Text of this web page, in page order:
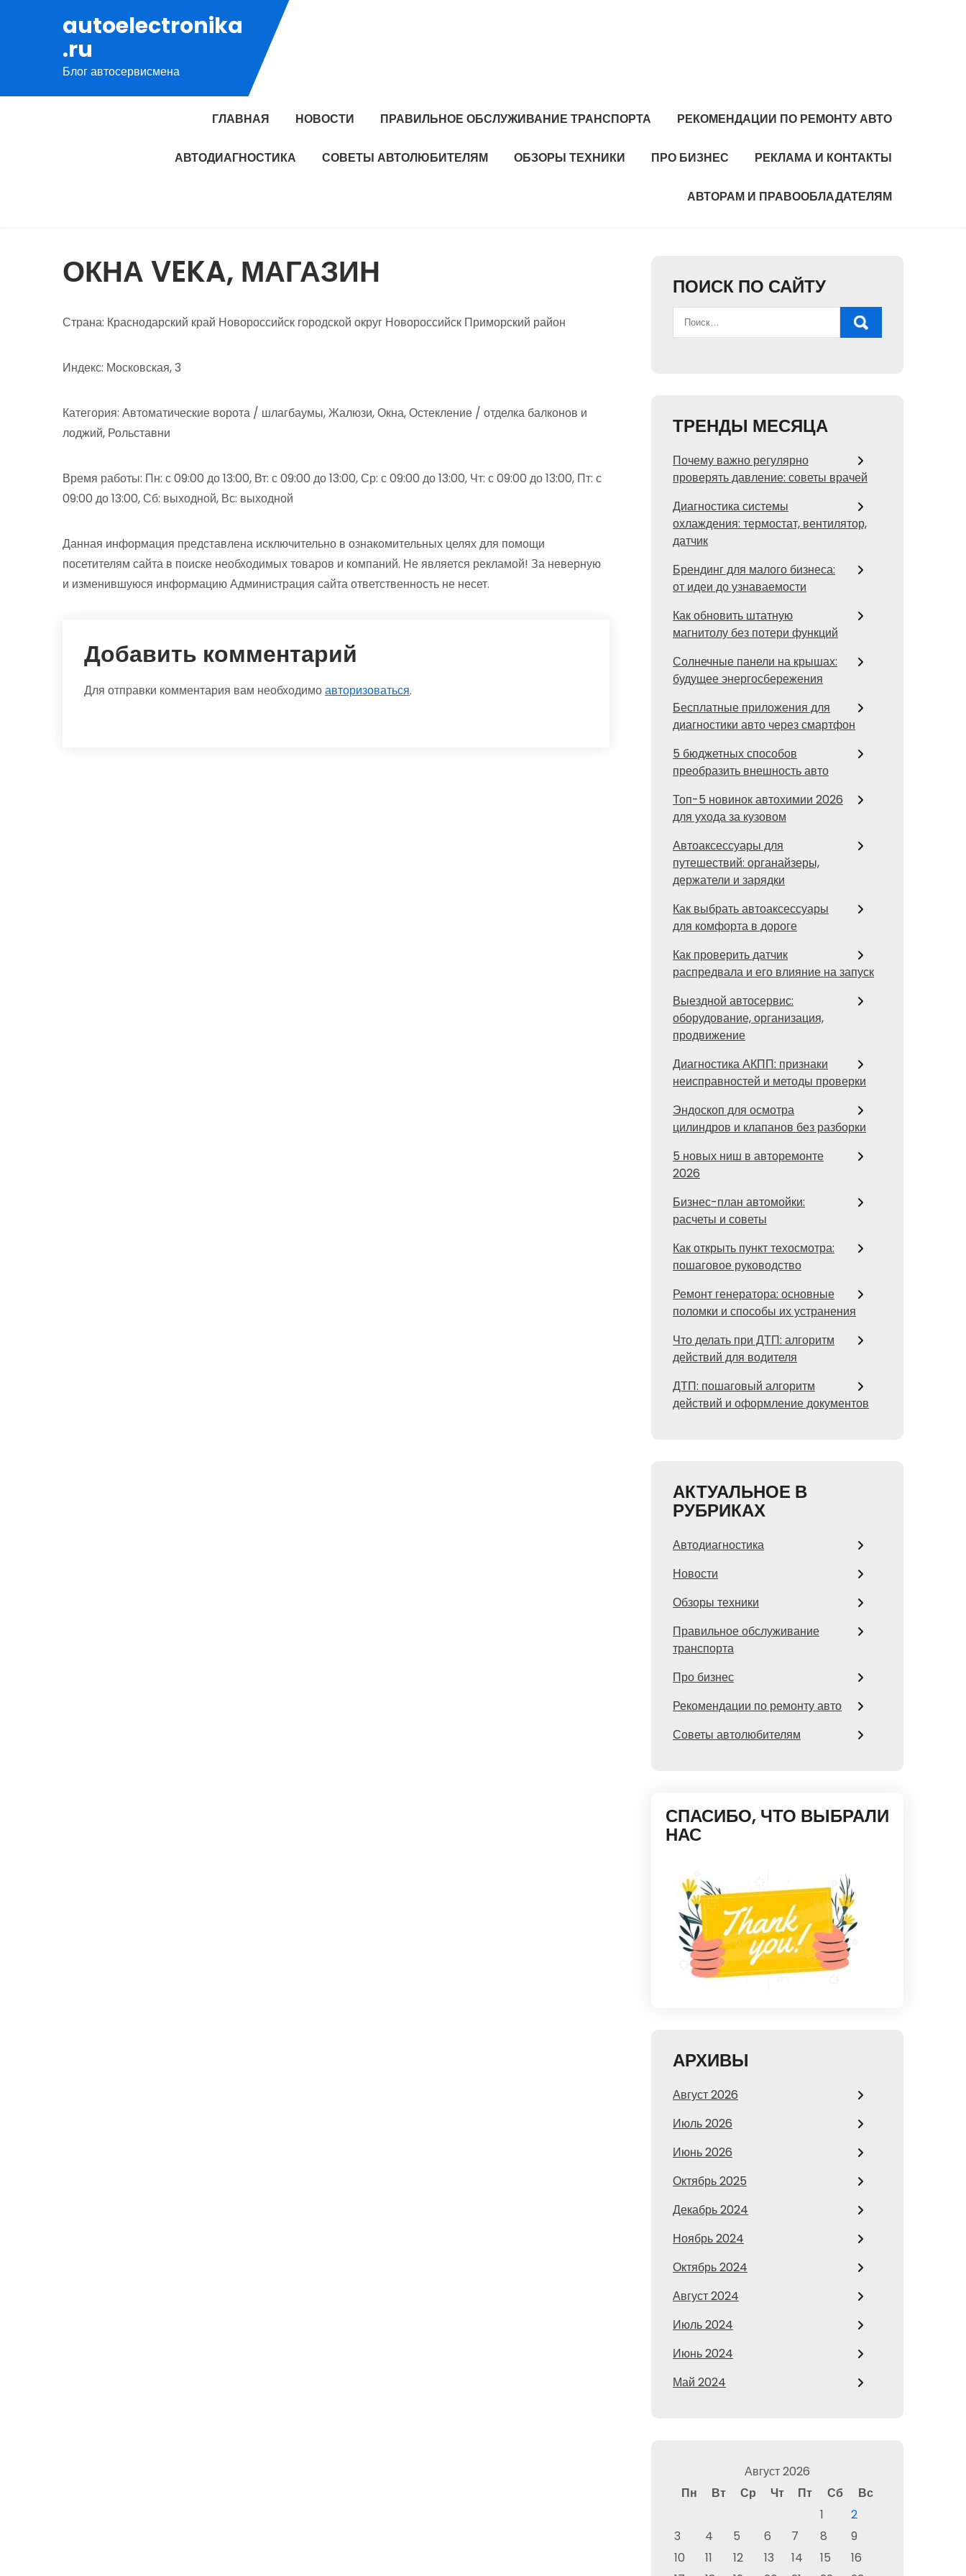
содержимому
autoelectronika
.ru
Блог автосервисмена
ГЛАВНАЯ НОВОСТИ ПРАВИЛЬНОЕ ОБСЛУЖИВАНИЕ ТРАНСПОРТА РЕКОМЕНДАЦИИ ПО РЕМОНТУ АВТО
АВТОДИАГНОСТИКА СОВЕТЫ АВТОЛЮБИТЕЛЯМ ОБЗОРЫ ТЕХНИКИ ПРО БИЗНЕС РЕКЛАМА И КОНТАКТЫ
АВТОРАМ И ПРАВООБЛАДАТЕЛЯМ
ОКНА VEKA, МАГАЗИН
Страна: Краснодарский край Новороссийск городской округ Новороссийск Приморский район
Индекс: Московская, 3
Категория: Автоматические ворота / шлагбаумы, Жалюзи, Окна, Остекление / отделка балконов и
лоджий, Рольставни
Время работы: Пн: с 09:00 до 13:00, Вт: с 09:00 до 13:00, Ср: с 09:00 до 13:00, Чт: с 09:00 до 13:00, Пт: с
09:00 до 13:00, Сб: выходной, Вс: выходной
Данная информация представлена исключительно в ознакомительных целях для помощи
посетителям сайта в поиске необходимых товаров и компаний. Не является рекламой! За неверную
и изменившуюся информацию Администрация сайта ответственность не несет.
Добавить комментарий
Для отправки комментария вам необходимоавторизоваться.
ПОИСК ПО САЙТУ
ТРЕНДЫ МЕСЯЦА
Почему важно регулярно
проверять давление: советы врачей
Диагностика системы
охлаждения: термостат, вентилятор,
датчик
Брендинг для малого бизнеса:
от идеи до узнаваемости
Как обновить штатную
магнитолу без потери функций
Солнечные панели на крышах:
будущее энергосбережения
Бесплатные приложения для
диагностики авто через смартфон
5 бюджетных способов
преобразить внешность авто
Топ-5 новинок автохимии 2026
для ухода за кузовом
Автоаксессуары для
путешествий: органайзеры,
держатели и зарядки
Как выбрать автоаксессуары
для комфорта в дороге
Как проверить датчик
распредвала и его влияние на запуск
Выездной автосервис:
оборудование, организация,
продвижение
Диагностика АКПП: признаки
неисправностей и методы проверки
Эндоскоп для осмотра
цилиндров и клапанов без разборки
5 новых ниш в авторемонте
2026
Бизнес-план автомойки:
расчеты и советы
Как открыть пункт техосмотра:
пошаговое руководство
Ремонт генератора: основные
поломки и способы их устранения
Что делать при ДТП: алгоритм
действий для водителя
ДТП: пошаговый алгоритм
действий и оформление документов
АКТУАЛЬНОЕ В
РУБРИКАХ
Автодиагностика
Новости
Обзоры техники
Правильное обслуживание
транспорта
Про бизнес
Рекомендации по ремонту авто
Советы автолюбителям
СПАСИБО, ЧТО ВЫБРАЛИ
НАС
АРХИВЫ
Август 2026
Июль 2026
Июнь 2026
Октябрь 2025
Декабрь 2024
Ноябрь 2024
Октябрь 2024
Август 2024
Июль 2024
Июнь 2024
Май 2024
Август 2026
Пн
Вт Ср Чт Пт Сб
Вс
1
2
3
4 5 6 7 8
9
10
11 12 13 14 15
16